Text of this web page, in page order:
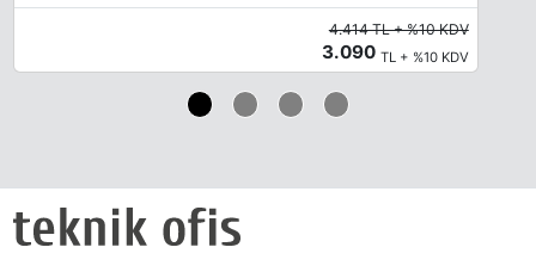
4.414 TL + %10 KDV
3.090 TL + %10 KDV